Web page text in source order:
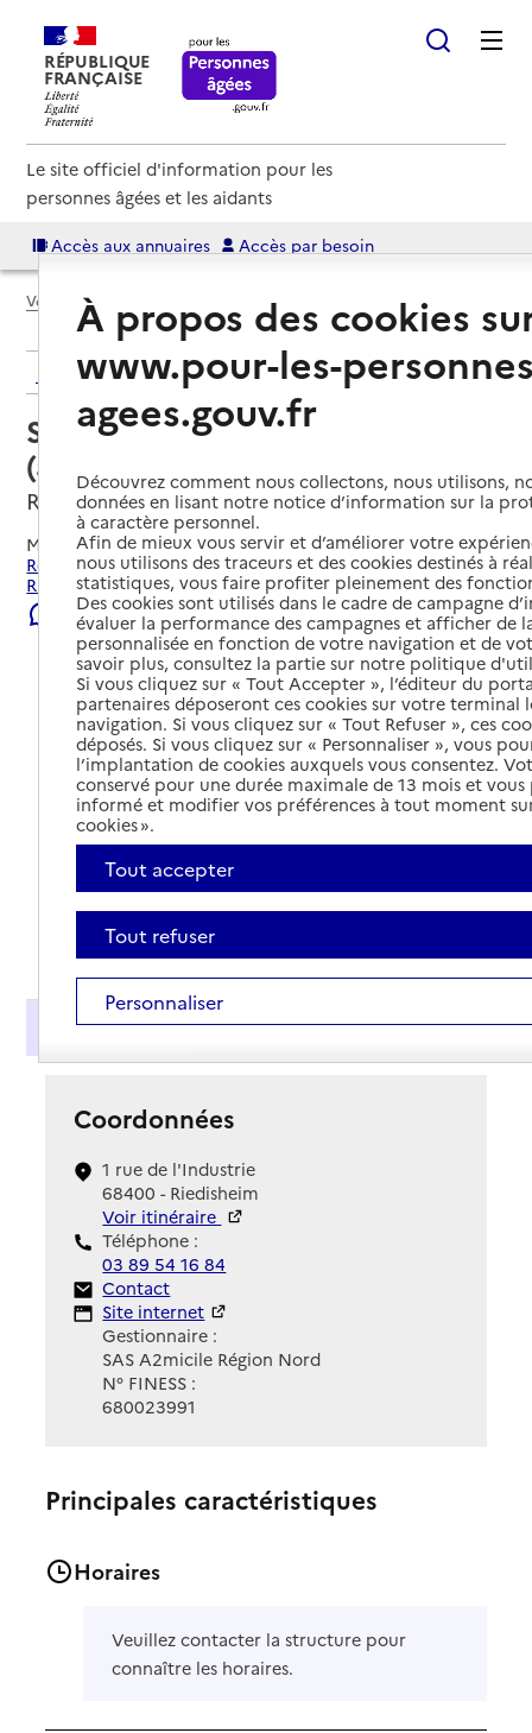
RÉPUBLIQUE
FRANÇAISE
Le site officiel d'information pour les
personnes âgées et les aidants
Accès aux annuaires Accès par besoin
Voir le fil d’Ariane
Retour aux résultats de l'annuaire
Service autonomie à domicile
(aide) – Azaé Services
Riedisheim, HAUT-RHIN
Mis à jour le23/07/2026
Rechercher les établissements et services autour de
Riedisheim.
Signaler une erreur
Présentation
Coordonnées
1 rue de l'Industrie
68400 - Riedisheim
Voir itinéraire
Téléphone :
03 89 54 16 84
Contact
Contact
Site Internet
Site internet
Gestionnaire :
SAS A2micile Région Nord
N° FINESS :
680023991
Principales caractéristiques
Horaires
Veuillez contacter la structure pour
connaître les horaires.
À propos des cookies
www.pour-les-
agees.gouv.fr
Découvrez comment nous collectons, nous utilisons,
données en lisant notre notice d’information sur la
à caractère personnel.
Afin de mieux vous servir et d’améliorer votre
nous utilisons des traceurs et des cookies destinés à
statistiques, vous faire profiter pleinement des
Des cookies sont utilisés dans le cadre de campagne
évaluer la performance des campagnes et afficher de
personnalisée en fonction de votre navigation et de
savoir plus, consultez la partie sur notre politique
Si vous cliquez sur « Tout Accepter », l’éditeur du
partenaires déposeront ces cookies sur votre terminal
navigation. Si vous cliquez sur « Tout Refuser », ces
déposés. Si vous cliquez sur « Personnaliser », vous
l’implantation de cookies auxquels vous consentez.
conservé pour une durée maximale de 13 mois et
informé et modifier vos préférences à tout moment
cookies ».
Tout accepter
Tout refuser
Personnaliser